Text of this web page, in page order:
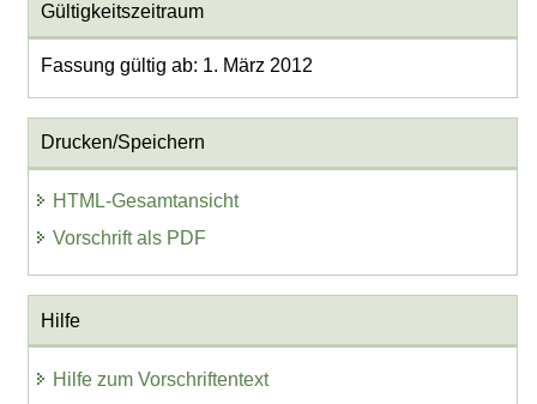
Gültigkeitszeitraum
Fassung gültig ab: 1. März 2012
Drucken/Speichern
HTML-Gesamtansicht
Vorschrift als PDF
Hilfe
Hilfe zum Vorschriftentext